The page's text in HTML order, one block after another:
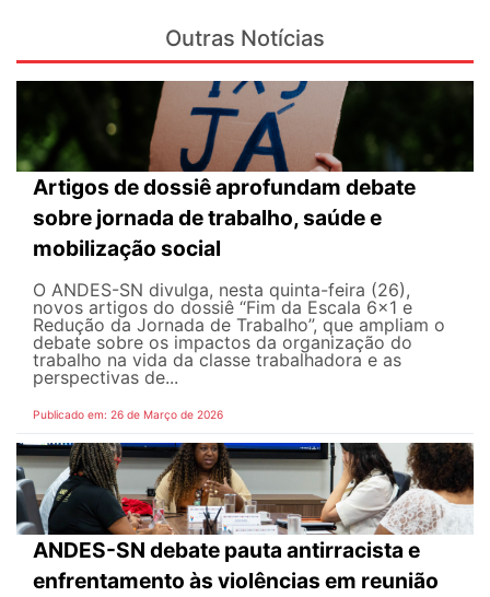
Outras Notícias
Artigos de dossiê aprofundam debate
sobre jornada de trabalho, saúde e
mobilização social
O ANDES-SN divulga, nesta quinta-feira (26),
novos artigos do dossiê “Fim da Escala 6×1 e
Redução da Jornada de Trabalho”, que ampliam o
debate sobre os impactos da organização do
trabalho na vida da classe trabalhadora e as
perspectivas de...
Publicado em: 26 de Março de 2026
ANDES-SN debate pauta antirracista e
enfrentamento às violências em reunião